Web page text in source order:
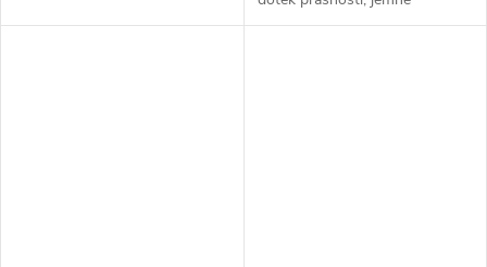
minerality a náznak m...